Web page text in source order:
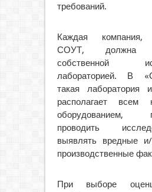
требований.
Каждая компания,
СОУТ, должна
собственной
лабораторией. В
такая лаборатория
располагает всем
оборудованием,
проводить
выявлять вредные
производственные
При выборе